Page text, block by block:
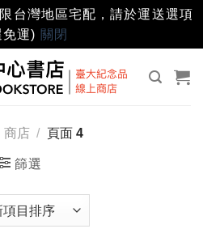
台灣地區宅配，請於運送選項
免運) 關閉
商店 / 頁面 4
篩選